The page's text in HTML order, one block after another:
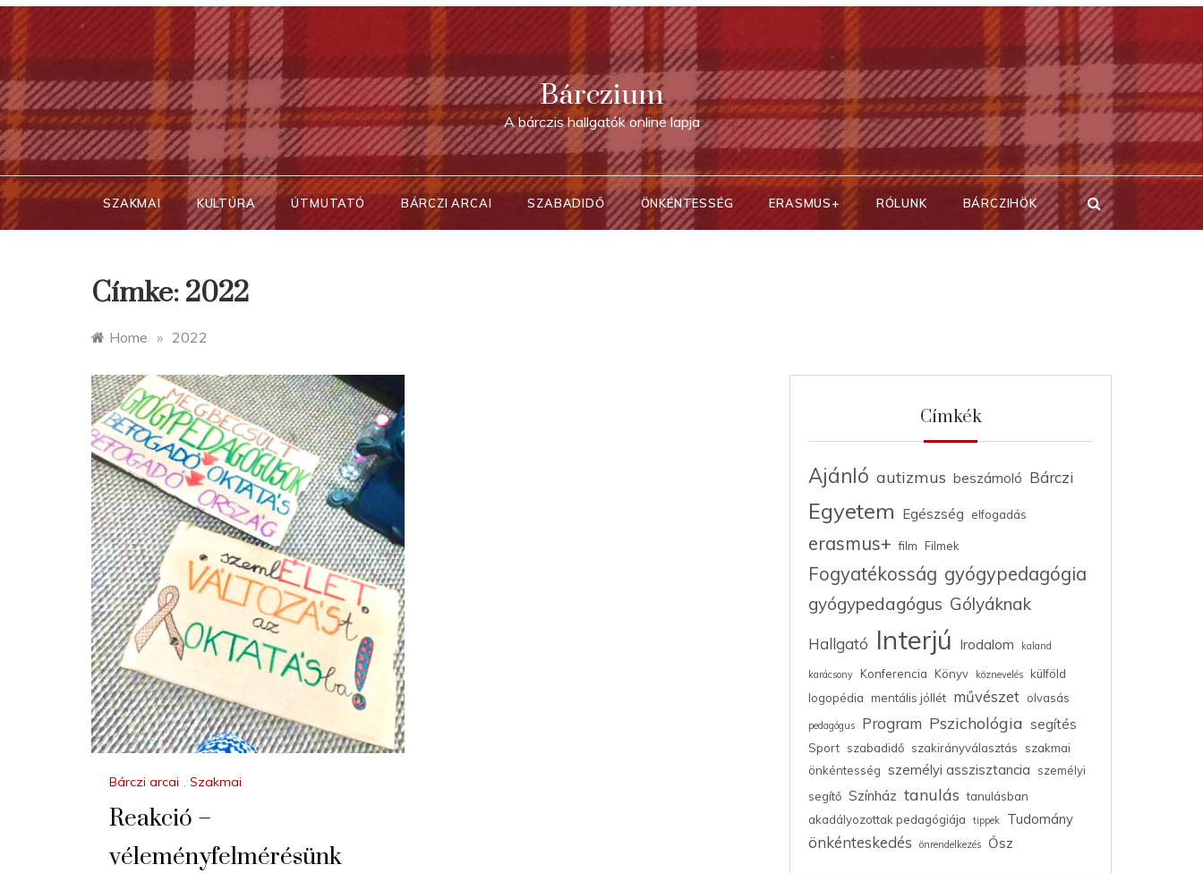
Skip
content
Bárczium
A bárczis hallgatók online lapja
SZAKMAI KULTÚRA ÚTMUTATÓ BÁRCZI ARCAI SZABADIDŐ ÖNKÉNTESSÉG ERASMUS+ RÓLUNK BÁRCZIHÖK
Címke: 2022
Home » 2022
Bárczi arcai , Szakmai
Reakció –
véleményfelmérésünk
Címkék
Ajánló autizmus beszámoló Bárczi
Egyetem Egészség elfogadás
erasmus+ film Filmek
Fogyatékosság gyógypedagógia
gyógypedagógus Gólyáknak
Hallgató Interjú Irodalom kaland
karácsony Konferencia Könyv köznevelés
külföld
logopédia mentális jóllét művészet olvasás
pedagógus Program Pszichológia segítés
Sport szabadidő szakirányválasztás
szakmai
önkéntesség személyi asszisztancia
személyi
segítő Színház tanulás tanulásban
akadályozottak pedagógiája
tippek Tudomány
önkénteskedés önrendelkezés Ősz